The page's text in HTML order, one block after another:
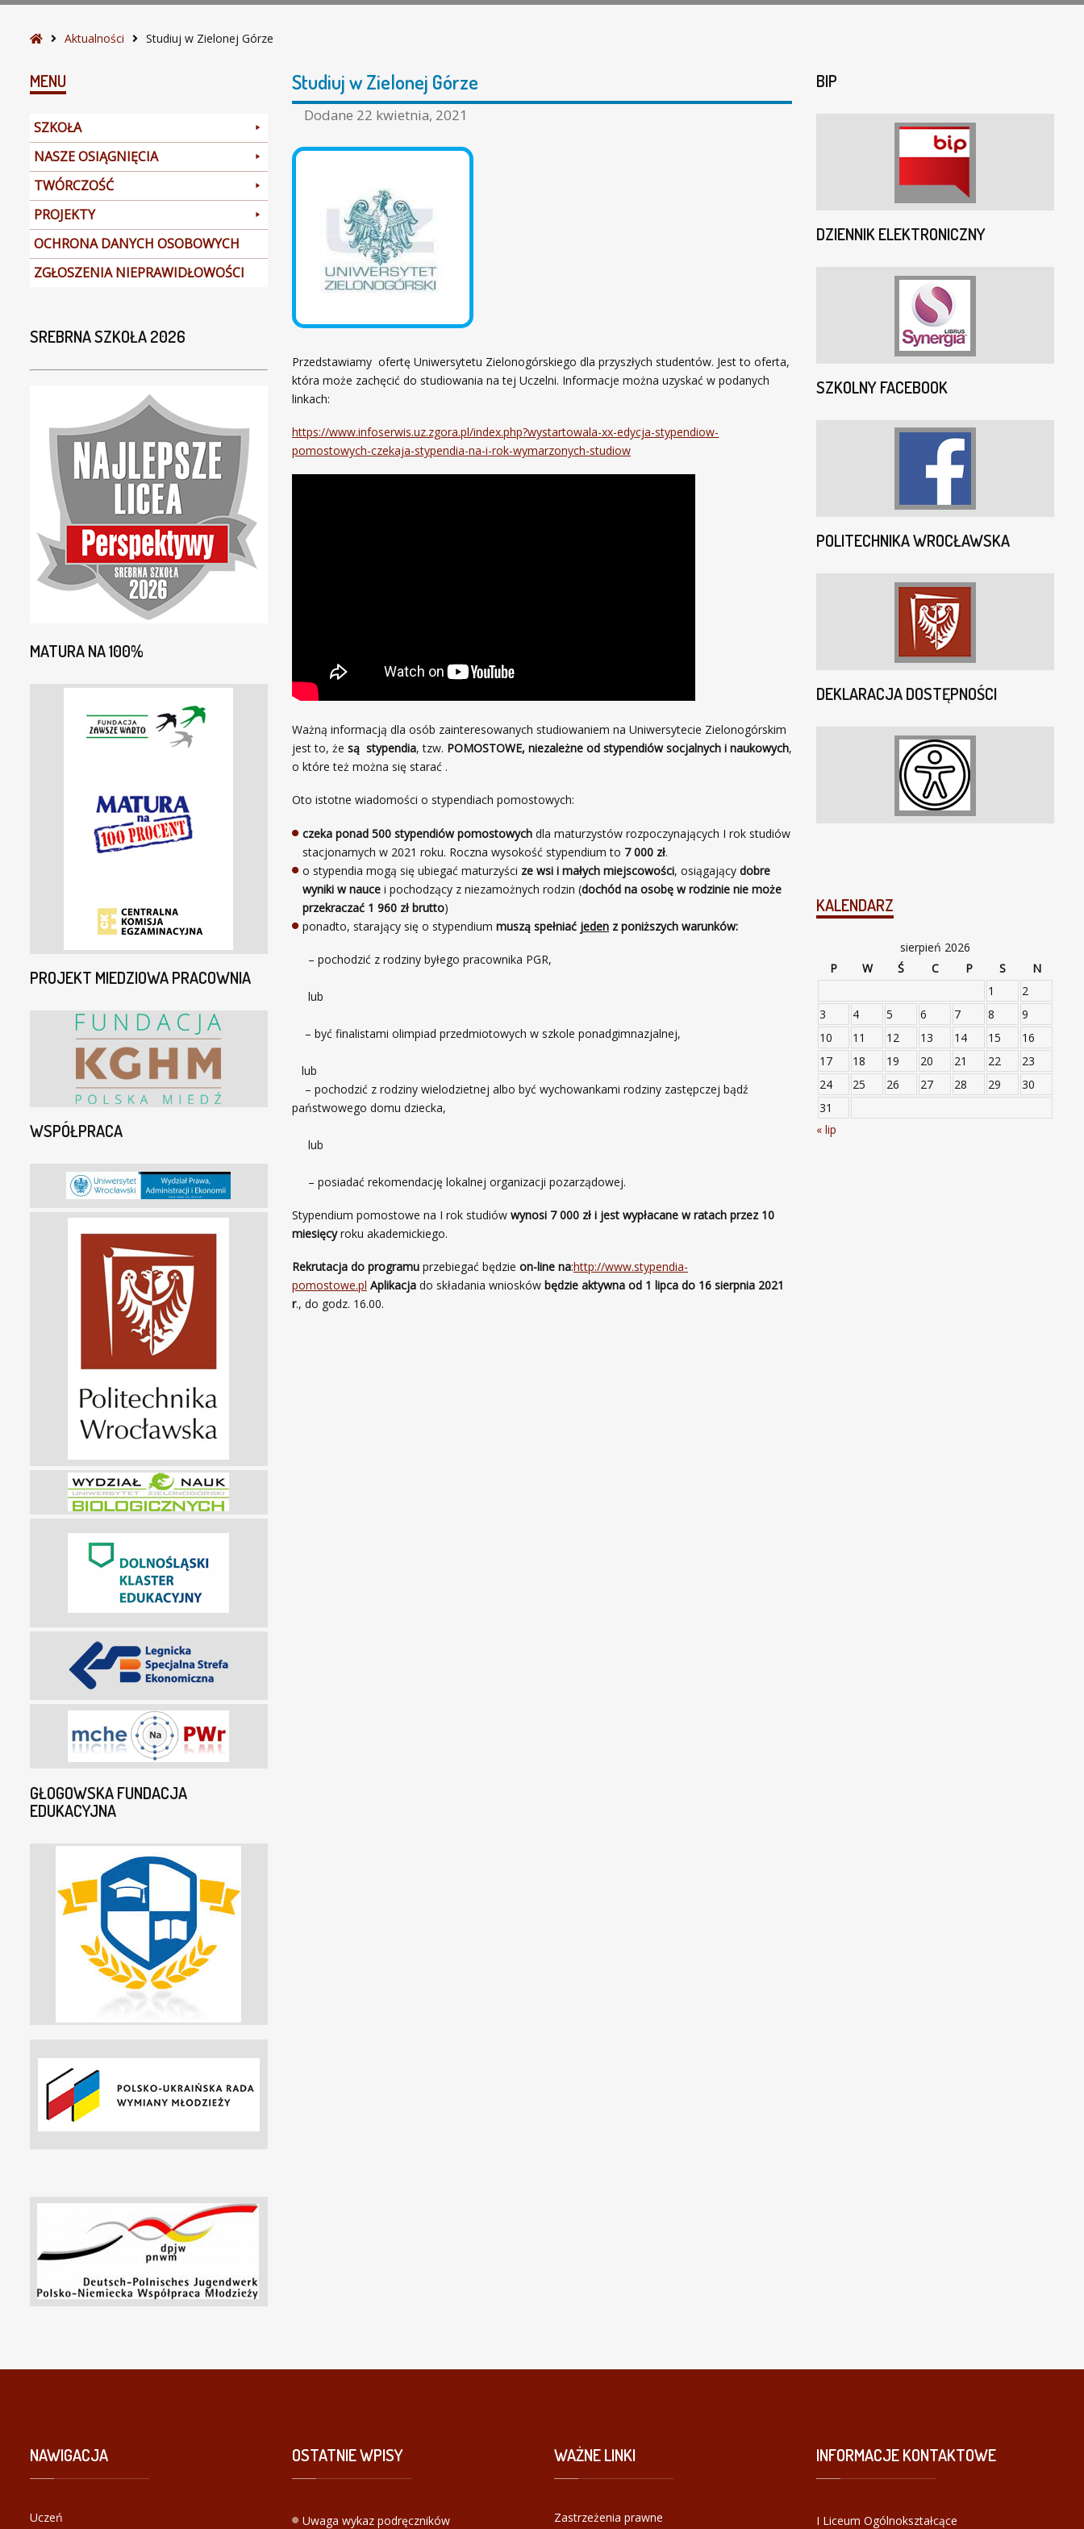
S
r
o
a
g
ó
w
n
a
Aktualności Studiuj w Zielonej Górze
Studiuj w Zielonej Górze
Dodane 22 kwietnia, 2021
Przedstawiamy ofertę Uniwersytetu Zielonogórskiego dla przyszłych studentów. Jest to oferta,
która może zachęcić do studiowania na tej Uczelni. Informacje można uzyskać w podanych
linkach:
https://www.infoserwis.uz.zgora.pl/index.php?wystartowala-xx-edycja-stypendiow-
pomostowych-czekaja-stypendia-na-i-rok-wymarzonych-studiow
Ważną informacją dla osób zainteresowanych studiowaniem na Uniwersytecie Zielonogórskim
jest to, że są stypendia, tzw. POMOSTOWE, niezależne od stypendiów socjalnych i naukowych,
o które też można się starać .
Oto istotne wiadomości o stypendiach pomostowych:
czeka ponad 500 stypendiów pomostowych dla maturzystów rozpoczynających I rok studiów
stacjonarnych w 2021 roku. Roczna wysokość stypendium to 7 000 zł.
o stypendia mogą się ubiegać maturzyści ze wsi i małych miejscowości, osiągający dobre
wyniki w nauce i pochodzący z niezamożnych rodzin (dochód na osobę w rodzinie nie może
przekraczać 1 960 zł brutto)
ponadto, starający się o stypendium muszą spełniać jeden z poniższych warunków:
– pochodzić z rodziny byłego pracownika PGR,
lub
– być finalistami olimpiad przedmiotowych w szkole ponadgimnazjalnej,
lub
– pochodzić z rodziny wielodzietnej albo być wychowankami rodziny zastępczej bądź
państwowego domu dziecka,
lub
– posiadać rekomendację lokalnej organizacji pozarządowej.
Stypendium pomostowe na I rok studiów wynosi 7 000 zł i jest wypłacane w ratach przez 10
miesięcyroku akademickiego.
Rekrutacja do programu przebiegać będzie on-line na:http://www.stypendia-
pomostowe.pl Aplikacja do składania wniosków będzie aktywna od 1 lipca do 16 sierpnia 2021
r., do godz. 16.00.
MENU
SZKOŁA
NASZE OSIĄGNIĘCIA
TWÓRCZOŚĆ
PROJEKTY
OCHRONA DANYCH OSOBOWYCH
ZGŁOSZENIA NIEPRAWIDŁOWOŚCI
SREBRNA SZKOŁA 2026
MATURA NA 100%
PROJEKT MIEDZIOWA PRACOWNIA
WSPÓŁPRACA
GŁOGOWSKA FUNDACJA
EDUKACYJNA
BIP
DZIENNIK ELEKTRONICZNY
SZKOLNY FACEBOOK
POLITECHNIKA WROCŁAWSKA
DEKLARACJA DOSTĘPNOŚCI
KALENDARZ
sierpień 2026
P
W Ś C P S
N
1
2
3
4 5 6 7 8
9
10
11 12 13 14 15
16
17
18 19 20 21 22
23
24
25 26 27 28 29
30
31
« lip
NAWIGACJA
Uczeń
OSTATNIEWPISY
Uwaga wykaz podręczników
WAŻNELINKI
Zastrzeżenia prawne
INFORMACJEKONTAKTOWE
I Liceum Ogólnokształcące